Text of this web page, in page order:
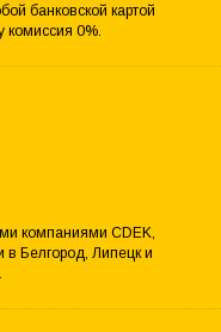
банковской картой
комиссия 0%.
компаниями CDEK,
Белгород, Липецк и